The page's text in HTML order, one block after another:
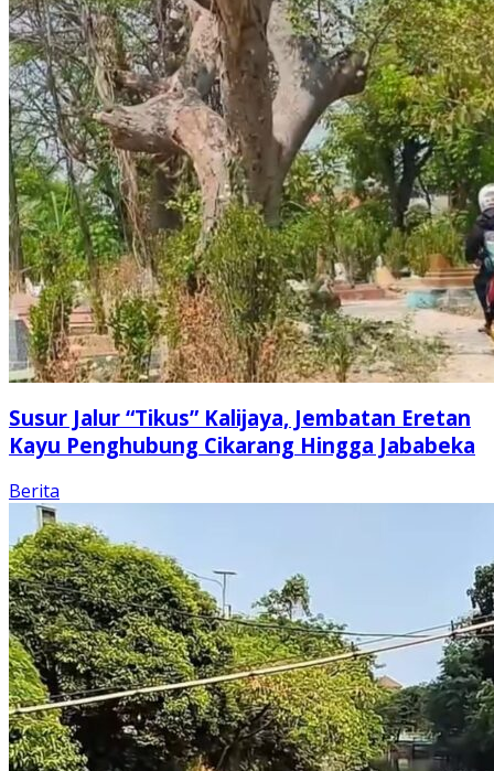
Susur Jalur “Tikus” Kalijaya, Jembatan Eretan
Kayu Penghubung Cikarang Hingga Jababeka
Berita